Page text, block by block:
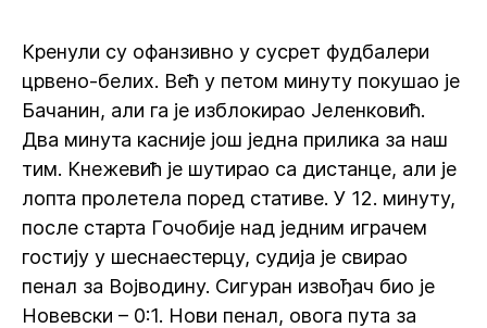
Кренули су офанзивно у сусрет фудбалери
црвено-белих. Већ у петом минуту покушао је
Бачанин, али га је изблокирао Јеленковић.
Два минута касније још једна прилика за наш
тим. Кнежевић је шутирао са дистанце, али је
лопта пролетела поред стативе. У 12. минуту,
после старта Гочобије над једним играчем
гостију у шеснаестерцу, судија је свирао
пенал за Војводину. Сигуран извођач био је
Новевски – 0:1. Нови пенал, овога пута за